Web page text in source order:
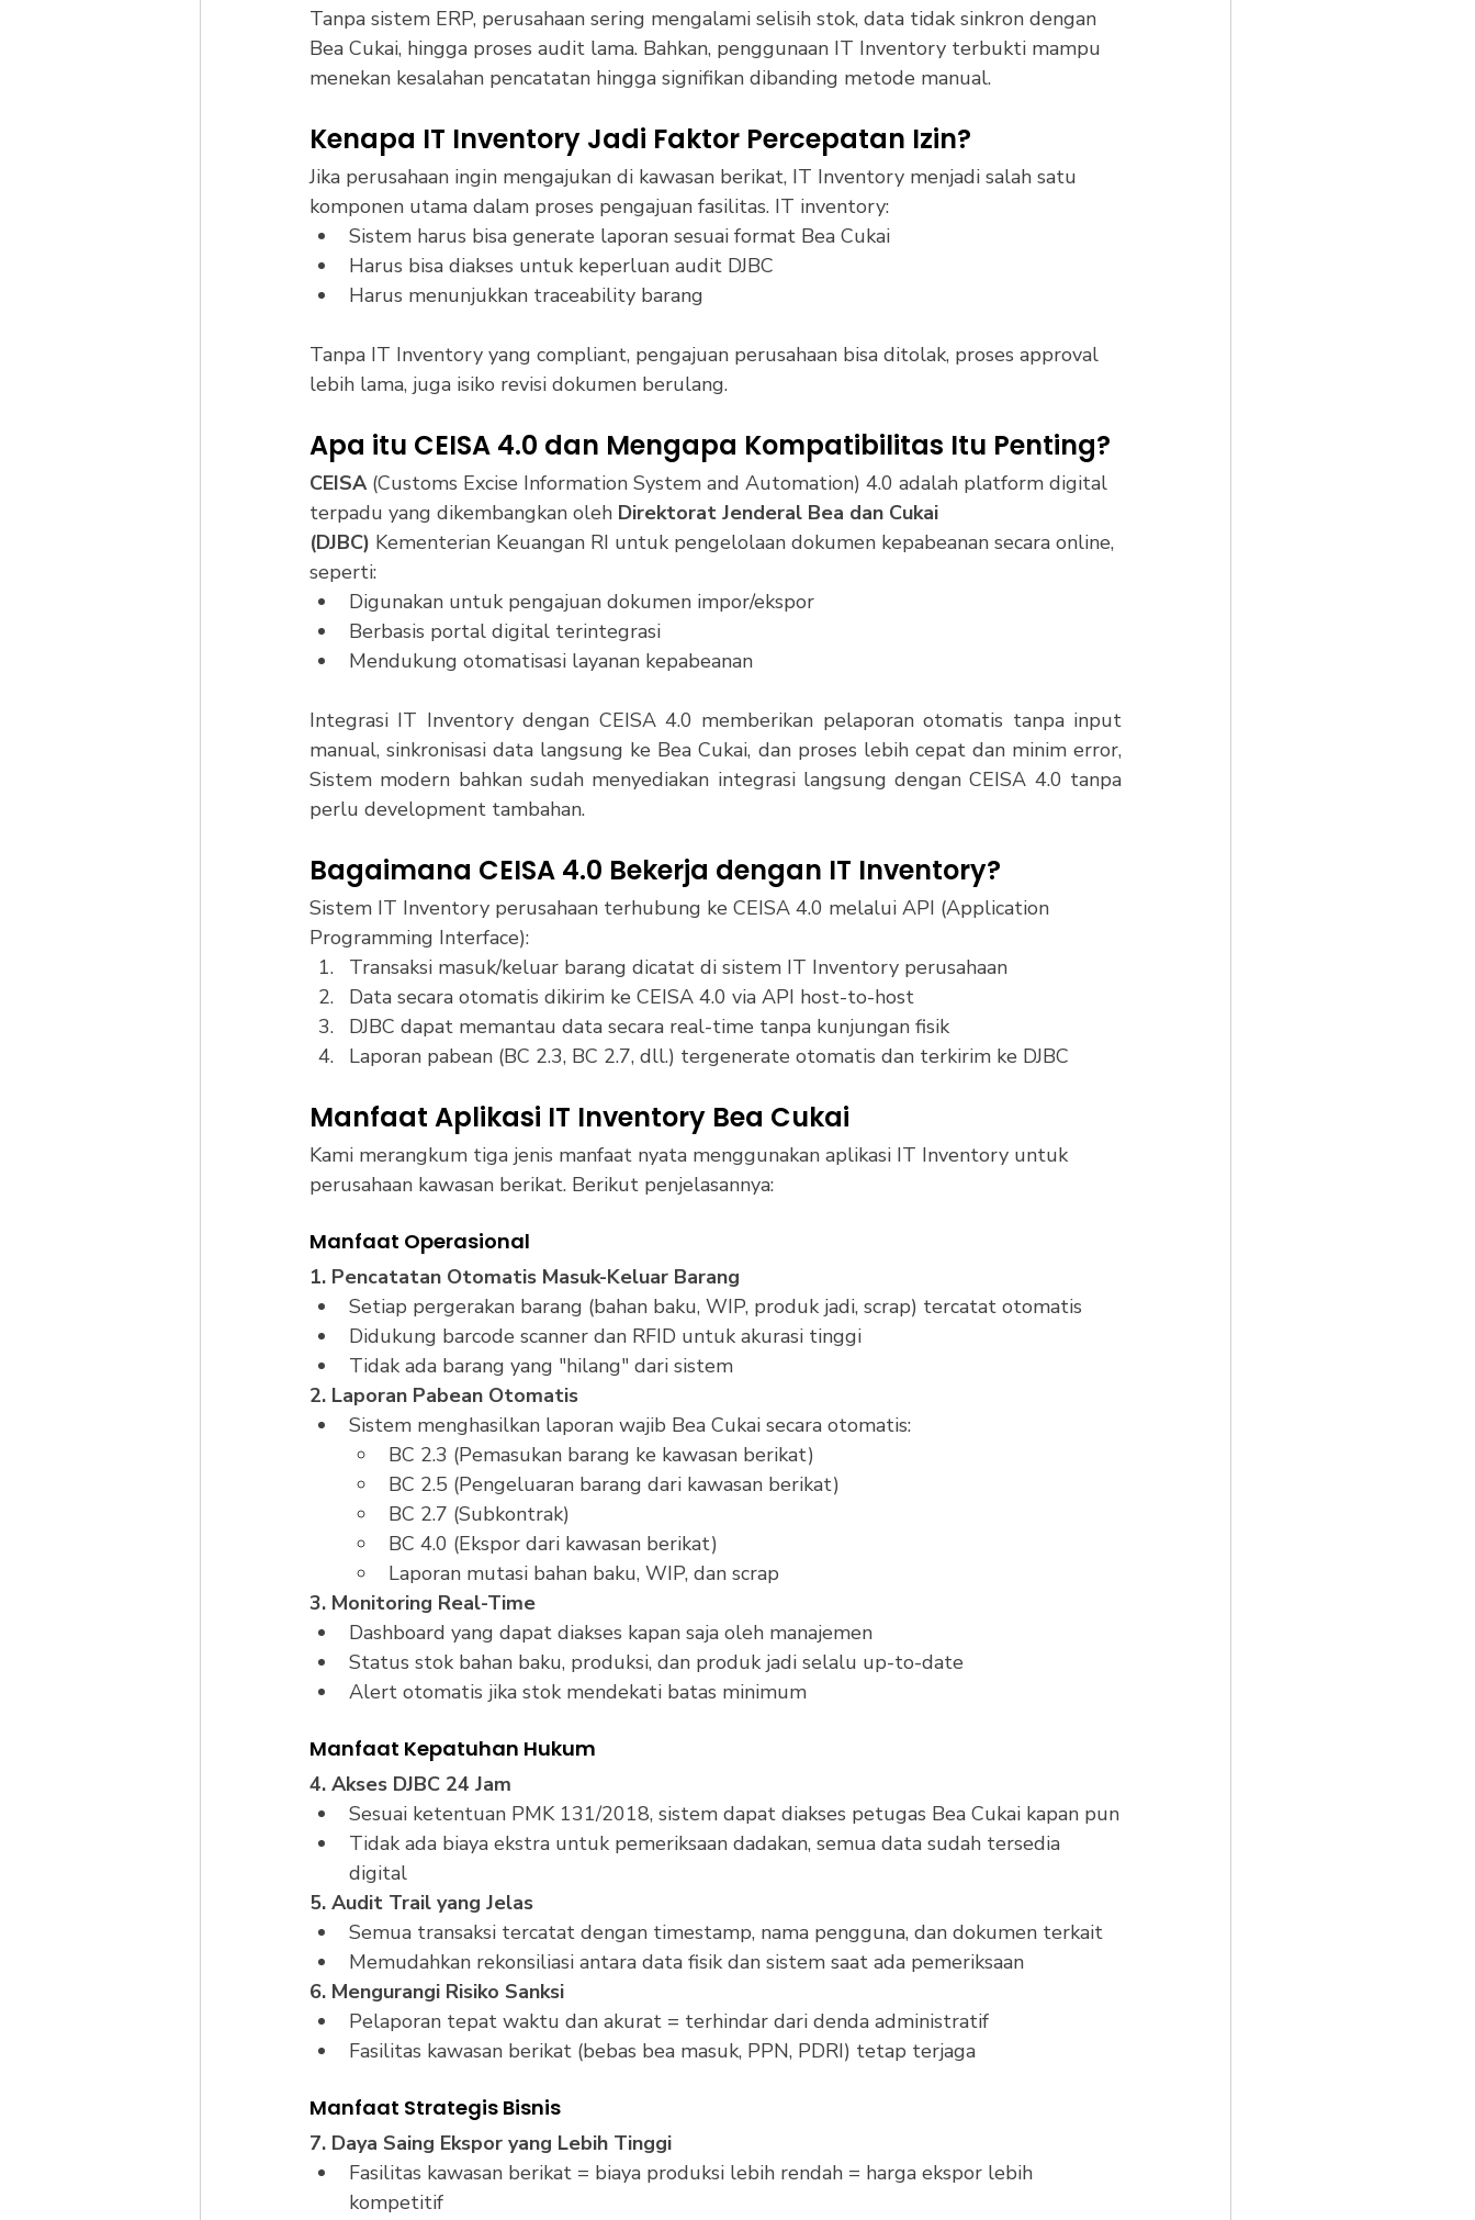
Tanpa sistem ERP, perusahaan sering mengalami selisih stok, data tidak sinkron dengan
Bea Cukai, hingga proses audit lama. Bahkan, penggunaan IT Inventory terbukti mampu
menekan kesalahan pencatatan hingga signifikan dibanding metode manual.
Kenapa IT Inventory Jadi Faktor Percepatan Izin?
Jika perusahaan ingin mengajukan di kawasan berikat, IT Inventory menjadi salah satu
komponen utama dalam proses pengajuan fasilitas. IT inventory:
Sistem harus bisa generate laporan sesuai format Bea Cukai
Harus bisa diakses untuk keperluan audit DJBC
Harus menunjukkan traceability barang
Tanpa IT Inventory yang compliant, pengajuan perusahaan bisa ditolak, proses approval
lebih lama, juga isiko revisi dokumen berulang.
Apa itu CEISA 4.0 dan Mengapa Kompatibilitas Itu Penting?
CEISA (Customs Excise Information System and Automation) 4.0 adalah platform digital
terpadu yang dikembangkan oleh Direktorat Jenderal Bea dan Cukai
(DJBC) Kementerian Keuangan RI untuk pengelolaan dokumen kepabeanan secara online,
seperti:
Digunakan untuk pengajuan dokumen impor/ekspor
Berbasis portal digital terintegrasi
Mendukung otomatisasi layanan kepabeanan
Integrasi IT Inventory dengan CEISA 4.0 memberikan pelaporan otomatis tanpa input
manual, sinkronisasi data langsung ke Bea Cukai, dan proses lebih cepat dan minim error,
Sistem modern bahkan sudah menyediakan integrasi langsung dengan CEISA 4.0 tanpa
perlu development tambahan.
Bagaimana CEISA 4.0 Bekerja dengan IT Inventory?
Sistem IT Inventory perusahaan terhubung ke CEISA 4.0 melalui API (Application
Programming Interface):
Transaksi masuk/keluar barang dicatat di sistem IT Inventory perusahaan
Data secara otomatis dikirim ke CEISA 4.0 via API host-to-host
DJBC dapat memantau data secara real-time tanpa kunjungan fisik
Laporan pabean (BC 2.3, BC 2.7, dll.) tergenerate otomatis dan terkirim ke DJBC
Manfaat Aplikasi IT Inventory Bea Cukai
Kami merangkum tiga jenis manfaat nyata menggunakan aplikasi IT Inventory untuk
perusahaan kawasan berikat. Berikut penjelasannya:
Manfaat Operasional
1. Pencatatan Otomatis Masuk-Keluar Barang
Setiap pergerakan barang (bahan baku, WIP, produk jadi, scrap) tercatat otomatis
Didukung barcode scanner dan RFID untuk akurasi tinggi
Tidak ada barang yang "hilang" dari sistem
2. Laporan Pabean Otomatis
Sistem menghasilkan laporan wajib Bea Cukai secara otomatis:
BC 2.3 (Pemasukan barang ke kawasan berikat)
BC 2.5 (Pengeluaran barang dari kawasan berikat)
BC 2.7 (Subkontrak)
BC 4.0 (Ekspor dari kawasan berikat)
Laporan mutasi bahan baku, WIP, dan scrap
3. Monitoring Real-Time
Dashboard yang dapat diakses kapan saja oleh manajemen
Status stok bahan baku, produksi, dan produk jadi selalu up-to-date
Alert otomatis jika stok mendekati batas minimum
Manfaat Kepatuhan Hukum
4. Akses DJBC 24 Jam
Sesuai ketentuan PMK 131/2018, sistem dapat diakses petugas Bea Cukai kapan pun
Tidak ada biaya ekstra untuk pemeriksaan dadakan, semua data sudah tersedia
digital
5. Audit Trail yang Jelas
Semua transaksi tercatat dengan timestamp, nama pengguna, dan dokumen terkait
Memudahkan rekonsiliasi antara data fisik dan sistem saat ada pemeriksaan
6. Mengurangi Risiko Sanksi
Pelaporan tepat waktu dan akurat = terhindar dari denda administratif
Fasilitas kawasan berikat (bebas bea masuk, PPN, PDRI) tetap terjaga
Manfaat Strategis Bisnis
7. Daya Saing Ekspor yang Lebih Tinggi
Fasilitas kawasan berikat = biaya produksi lebih rendah = harga ekspor lebih
kompetitif